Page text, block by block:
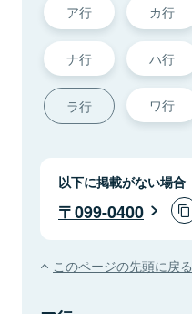
ア行 カ行
ナ行 ハ行
ラ行 ワ行
以下に掲載がない場合
099-0400
このページの先頭に戻る